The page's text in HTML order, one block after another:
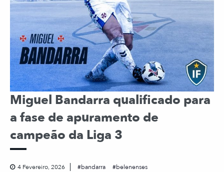
Miguel Bandarra qualificado para
a fase de apuramento de
campeão da Liga 3
4 Fevereiro, 2026 bandarra belenenses